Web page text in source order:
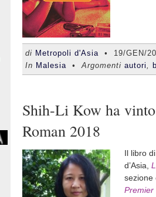
di Metropoli d'Asia • 19/GEN/
In Malesia • Argomenti autori,
Shih-Li Kow ha
Roman 2018
Il libro
d’Asia,
sezione
Premier